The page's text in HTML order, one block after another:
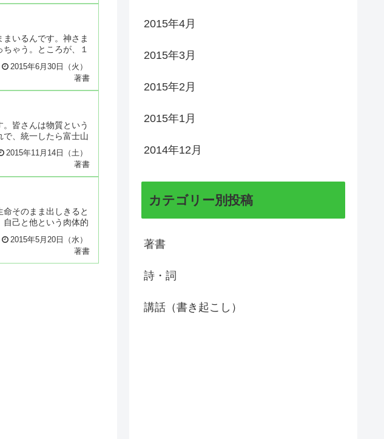
いるんです。神さま
ゃう。ところが、１
2015年6月30日（火）
著書
皆さんは物質という
、統一したら富士山
2015年11月14日（土）
著書
そのまま出しきると
己と他という肉体的
2015年5月20日（水）
著書
2015年4月
2015年3月
2015年2月
2015年1月
2014年12月
カテゴリー別投稿
著書
詩・詞
講話（書き起こし）